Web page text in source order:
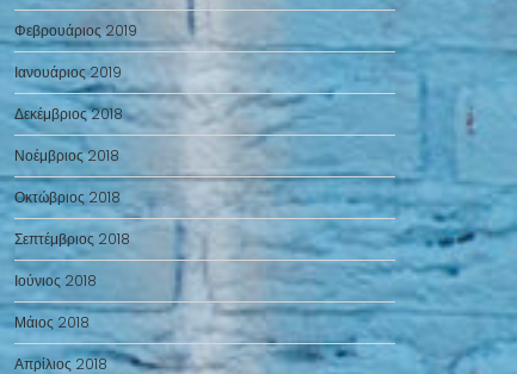
Φεβρουάριος 2019
Ιανουάριος 2019
Δεκέμβριος 2018
Νοέμβριος 2018
Οκτώβριος 2018
Σεπτέμβριος 2018
Ιούνιος 2018
Μάιος 2018
Απρίλιος 2018